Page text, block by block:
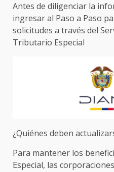
Antes de diligenciar la
ingresar al Paso a Paso
solicitudes a través del
Tributario Especial
¿Quiénes deben
Para mantener los
Especial, las